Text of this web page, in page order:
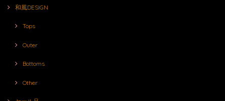
和風DESIGN
Tops
Outer
Bottoms
Other